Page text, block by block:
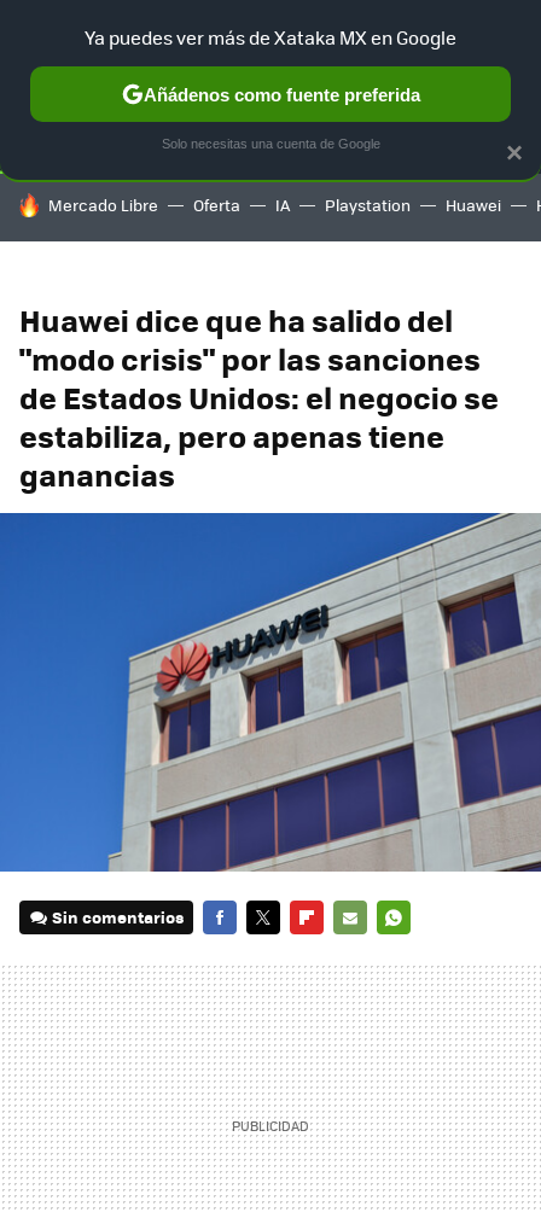
SELECCIÓN GAMING HOME AUTO TERRITORIO
HOY SE HABLA DE
Mercado Libre Oferta IA Playstation Huawei
Huawei dice que ha salido del
"modo crisis" por las sanciones
de Estados Unidos: el negocio se
estabiliza, pero apenas tiene
ganancias
Sin comentarios
MAIL
×
Ya puedes ver más de Xataka MX en Google
Añádenos como fuente preferida
Solo necesitas una cuenta de Google